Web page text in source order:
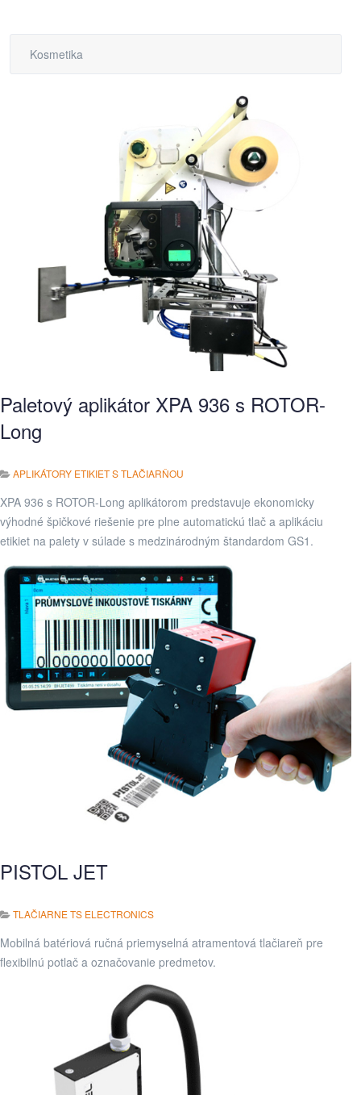
Kosmetika
Paletový aplikátor XPA 936 s ROTOR-
Long
APLIKÁTORY ETIKIET S TLAČIARŇOU
XPA 936 s ROTOR-Long aplikátorom predstavuje ekonomicky
výhodné špičkové riešenie pre plne automatickú tlač a aplikáciu
etikiet na palety v súlade s medzinárodným štandardom GS1.
PISTOL JET
TLAČIARNE TS ELECTRONICS
Mobilná batériová ručná priemyselná atramentová tlačiareň pre
flexibilnú potlač a označovanie predmetov.